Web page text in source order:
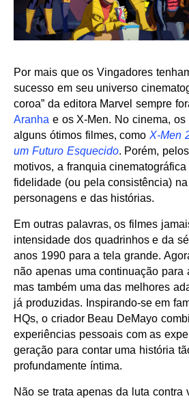
Por mais que os Vingadores
sucesso em seu universo
coroa” da editora Marvel sempre
Aranha e os X-Men. No cinema, os
alguns ótimos filmes, comoX-Men
um Futuro Esquecido. Porém,
motivos, a franquia
fidelidade (ou pela consistência)
personagens e das histórias.
Em outras palavras, os filmes
intensidade dos quadrinhos e da
anos 1990 para a tela grande.
não apenas uma continuação para
mas também uma das melhores
já produzidas. Inspirando-se em
HQs, o criador Beau DeMayo
experiências pessoais com as
geração para contar uma história
profundamente íntima.
Não se trata apenas da luta contra